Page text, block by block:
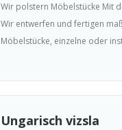
Wir polstern Möbelstücke Mit
Wir entwerfen und fertigen
Möbelstücke, einzelne oder
Ungarisch vizsla